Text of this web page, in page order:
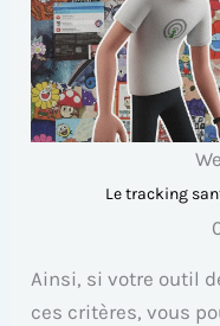
Le tracking
Ainsi, si votre outil
ces critères, vous